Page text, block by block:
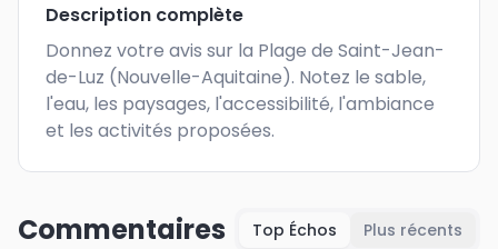
Description complète
Donnez votre avis sur la Plage de Saint-Jean-
de-Luz (Nouvelle-Aquitaine). Notez le sable,
l'eau, les paysages, l'accessibilité, l'ambiance
et les activités proposées.
Commentaires Top Échos Plus récents